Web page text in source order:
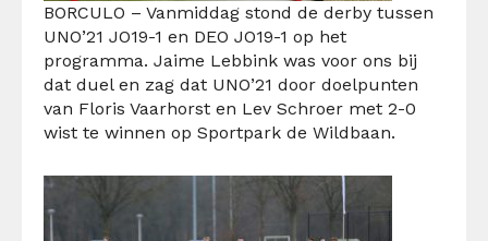
BORCULO – Vanmiddag stond de derby tussen
UNO’21 JO19-1 en DEO JO19-1 op het
programma. Jaime Lebbink was voor ons bij
dat duel en zag dat UNO’21 door doelpunten
van Floris Vaarhorst en Lev Schroer met 2-0
wist te winnen op Sportpark de Wildbaan.